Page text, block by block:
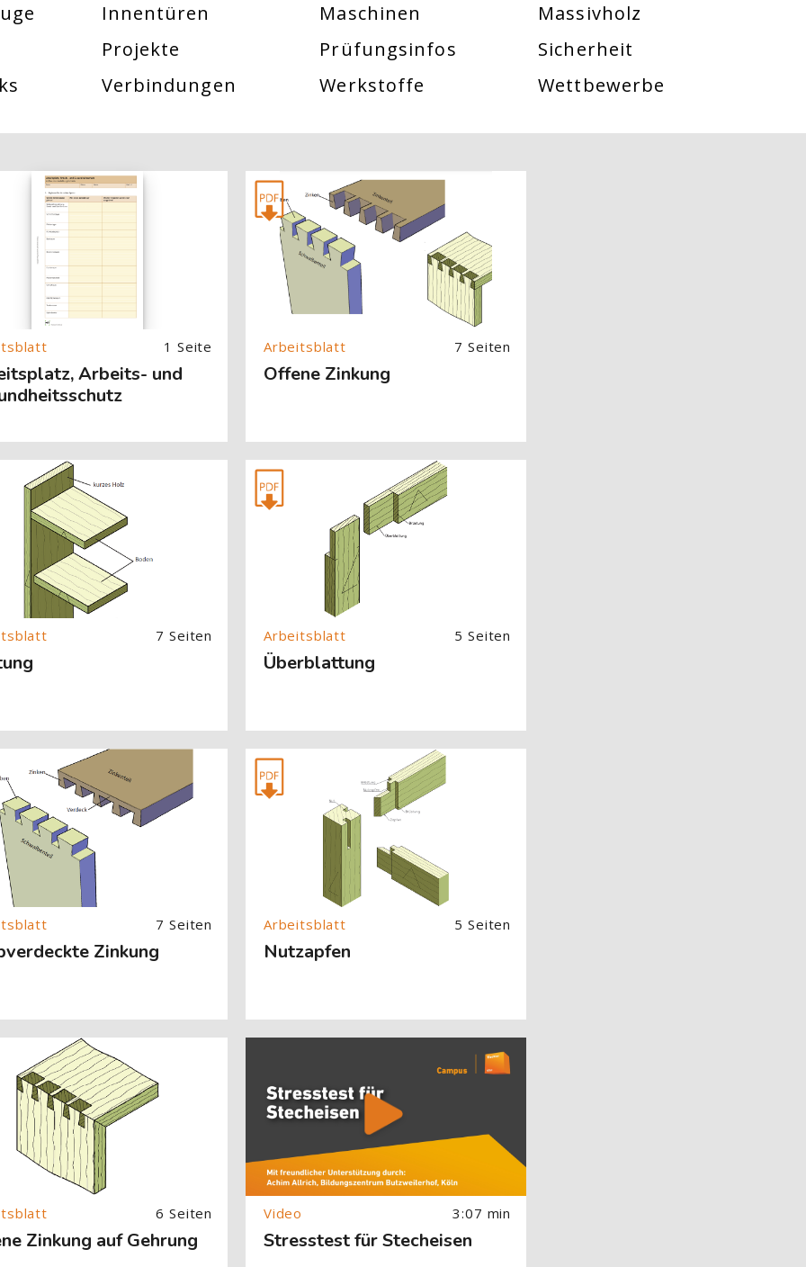
Innentüren Maschinen
Massivholz
Projekte Prüfungsinfos
Sicherheit
Verbindungen Werkstoffe Wettbewerbe
(Text with Image) überspringen
1 Seite
Arbeits- und
[Cocoon] About (Text with Image) überspringen
7 Seiten
Offene Zinkung
(Text with Image) überspringen
7 Seiten
[Cocoon] About (Text with Image) überspringen
5 Seiten
Überblattung
(Text with Image) überspringen
7 Seiten
Zinkung
[Cocoon] About (Text with Image) überspringen
5 Seiten
Nutzapfen
(Text with Image) überspringen
6 Seiten
Zinkung auf Gehrung
[Cocoon] About (Text with Image) überspringen
3:07 min
Stresstest für Stecheisen